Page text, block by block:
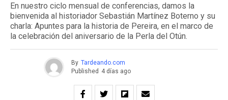
En nuestro ciclo mensual de conferencias, damos la
bienvenida al historiador Sebastián Martínez Boterno y su
charla: Apuntes para la historia de Pereira, en el marco de
la celebración del aniversario de la Perla del Otún.
By Tardeando.com
Published 4 días ago